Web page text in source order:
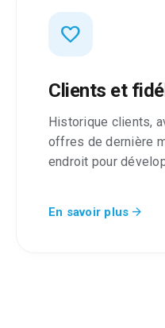
favorite
Clients et
Historique clients,
offres de dernière
endroit pour
En savoir plus arrow_forward